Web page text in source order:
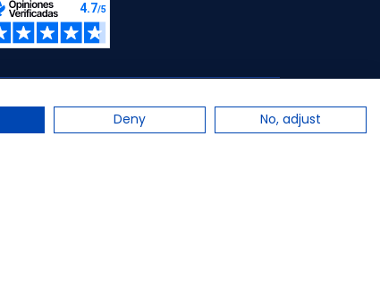
Deny No, adjust